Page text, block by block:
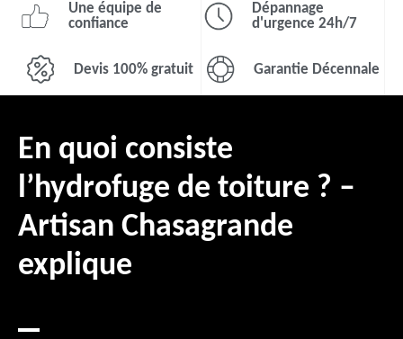
Une équipe de
confiance
Dépannage
d'urgence 24h/7
Devis 100% gratuit Garantie Décennale
En quoi consiste
l’hydrofuge de toiture ? –
Artisan Chasagrande
explique